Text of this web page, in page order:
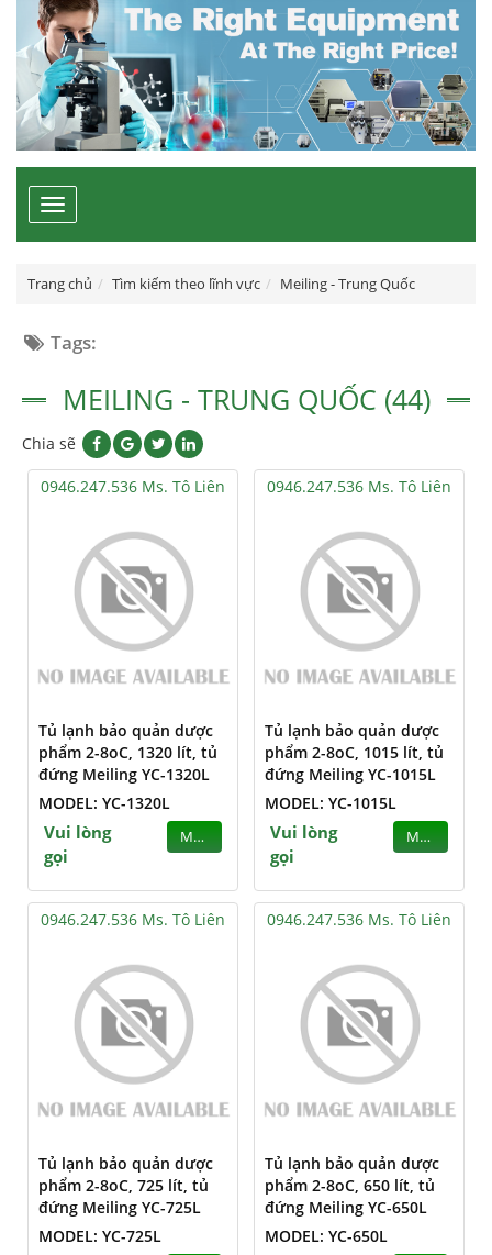
Toggle
navigation
Trang chủ Tìm kiếm theo lĩnh vực Meiling - Trung Quốc
Tags:
MEILING - TRUNG QUỐC (44)
Chia sẽ
0946.247.536 Ms. Tô Liên
Tủ lạnh bảo quản dược
phẩm 2-8oC, 1320 lít, tủ
đứng Meiling YC-1320L
MODEL: YC-1320L
Vui lòng
gọi
MUA
0946.247.536 Ms. Tô Liên
Tủ lạnh bảo quản dược
phẩm 2-8oC, 1015 lít, tủ
đứng Meiling YC-1015L
MODEL: YC-1015L
Vui lòng
gọi
MUA
0946.247.536 Ms. Tô Liên
Tủ lạnh bảo quản dược
phẩm 2-8oC, 725 lít, tủ
đứng Meiling YC-725L
MODEL: YC-725L
0946.247.536 Ms. Tô Liên
Tủ lạnh bảo quản dược
phẩm 2-8oC, 650 lít, tủ
đứng Meiling YC-650L
MODEL: YC-650L